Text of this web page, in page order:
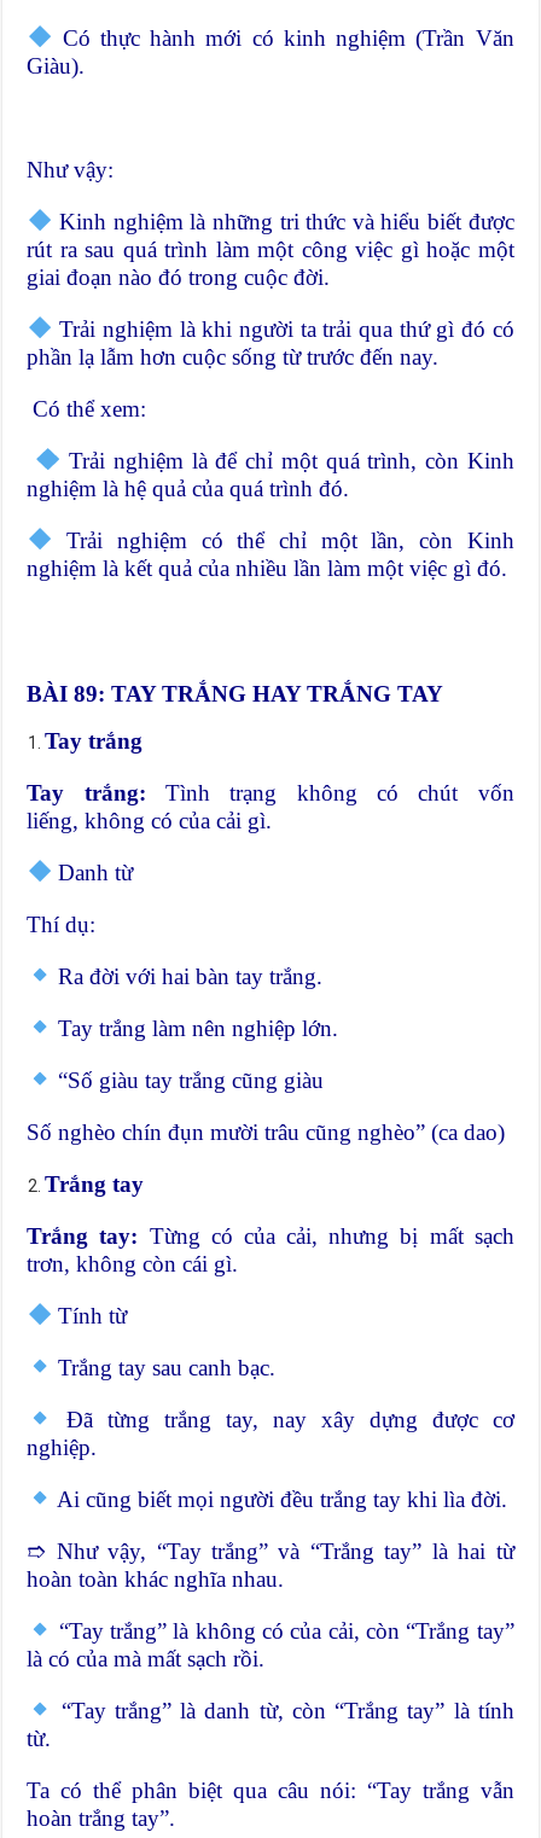
Có thực hành mới có kinh nghiệm (Trần Văn
Giàu).
Như vậy:
Kinh nghiệm là những tri thức và hiểu biết được
rút ra sau quá trình làm một công việc gì hoặc một
giai đoạn nào đó trong cuộc đời.
Trải nghiệm là khi người ta trải qua thứ gì đó có
phần lạ lẫm hơn cuộc sống từ trước đến nay.
Có thể xem:
Trải nghiệm là để chỉ một quá trình, còn Kinh
nghiệm là hệ quả của quá trình đó.
Trải nghiệm có thể chỉ một lần, còn Kinh
nghiệm là kết quả của nhiều lần làm một việc gì đó.
BÀI 89: TAY TRẮNG HAY TRẮNG TAY
Tay trắng
Tay trắng: Tình trạng không cóchút
vốn
liếng, không cócủa cải gì.
Danh từ
Thí dụ:
Ra đời với hai bàn tay trắng.
Tay trắng làm nên nghiệp lớn.
“Số giàu tay trắng cũng giàu
Số nghèo chín đụn mười trâu cũng nghèo” (ca dao)
Trắng tay
Trắng tay: Từng có của cải, nhưng bị mất sạch
trơn, không còn cái gì.
Tính từ
Trắng tay sau canh bạc.
Đã từng trắng tay, nay xây dựng được cơ
nghiệp.
Ai cũng biết mọi người đều trắng tay khi lìa đời.
➱ Như vậy, “Tay trắng” và “Trắng tay” là hai từ
hoàn toàn khác nghĩa nhau.
“Tay trắng” là không có của cải, còn “Trắng tay”
là có của mà mất sạch rồi.
“Tay trắng” là danh từ, còn “Trắng tay” là tính
từ.
Ta có thể phân biệt qua câu nói: “Tay trắng vẫn
hoàn trắng tay”.